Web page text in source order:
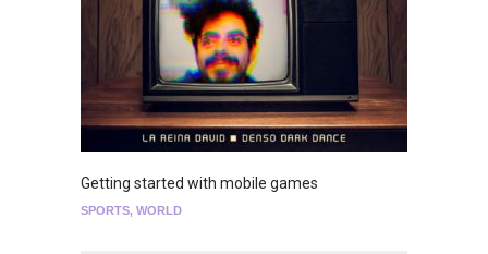
Getting started with mobile games
SPORTS, WORLD